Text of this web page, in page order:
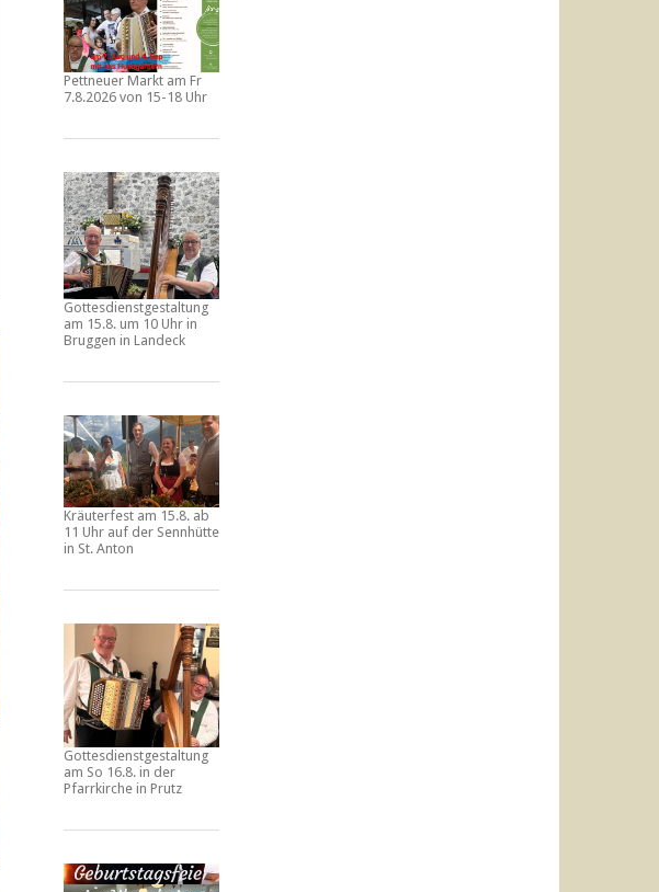
Pettneuer Markt am Fr
7.8.2026 von 15-18 Uhr
Gottesdienstgestaltung
am 15.8. um 10 Uhr in
Bruggen in Landeck
Kräuterfest am 15.8. ab
11 Uhrauf der Sennhütte
in St. Anton
Gottesdienstgestaltung
am So 16.8. in der
Pfarrkirche in Prutz